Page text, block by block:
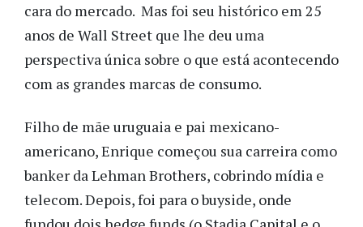
cara do mercado. Mas foi seu histórico em 25
anos de Wall Street que lhe deu uma
perspectiva única sobre o que está acontecendo
com as grandes marcas de consumo.
Filho de mãe uruguaia e pai mexicano-
americano, Enrique começou sua carreira como
banker da Lehman Brothers, cobrindo mídia e
telecom. Depois, foi para o buyside, onde